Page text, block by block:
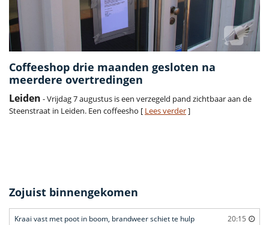
Coffeeshop drie maanden gesloten na
meerdere overtredingen
Leiden - Vrijdag 7 augustus is een verzegeld pand zichtbaar aan de
Steenstraat in Leiden. Een coffeesho [ Lees verder]
Zojuist binnengekomen
Kraai vast met poot in boom, brandweer schiet te hulp 20:15